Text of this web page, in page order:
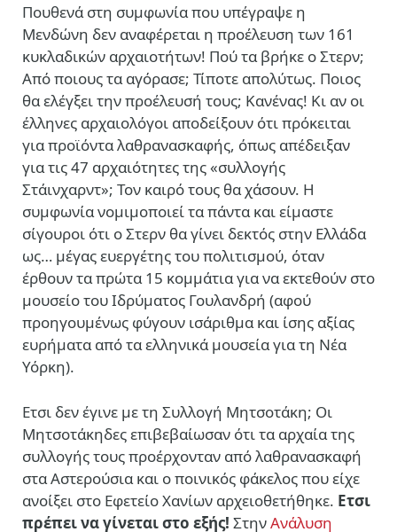
Πουθενά στη συμφωνία που υπέγραψε η
Μενδώνη δεν αναφέρεται η προέλευση των 161
κυκλαδικών αρχαιοτήτων! Πού τα βρήκε ο Στερν;
Από ποιους τα αγόρασε; Τίποτε απολύτως. Ποιος
θα ελέγξει την προέλευσή τους; Κανένας! Κι αν οι
έλληνες αρχαιολόγοι αποδείξουν ότι πρόκειται
για προϊόντα λαθρανασκαφής, όπως απέδειξαν
για τις 47 αρχαιότητες της «συλλογής
Στάινχαρντ»; Τον καιρό τους θα χάσουν. Η
συμφωνία νομιμοποιεί τα πάντα και είμαστε
σίγουροι ότι ο Στερν θα γίνει δεκτός στην Ελλάδα
ως… μέγας ευεργέτης του πολιτισμού, όταν
έρθουν τα πρώτα 15 κομμάτια για να εκτεθούν στο
μουσείο του Ιδρύματος Γουλανδρή (αφού
προηγουμένως φύγουν ισάριθμα και ίσης αξίας
ευρήματα από τα ελληνικά μουσεία για τη Νέα
Υόρκη).
Ετσι δεν έγινε με τη Συλλογή Μητσοτάκη; Οι
Μητσοτάκηδες επιβεβαίωσαν ότι τα αρχαία της
συλλογής τους προέρχονταν από λαθρανασκαφή
στα Αστερούσια και ο ποινικός φάκελος που είχε
ανοίξει στο Εφετείο Χανίων αρχειοθετήθηκε. Ετσι
πρέπει να γίνεται στο εξής! ΣτηνΑνάλυση